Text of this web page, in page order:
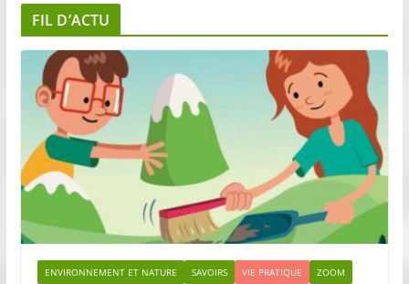
FIL D’ACTU
ENVIRONNEMENT ET NATURE SAVOIRS VIE PRATIQUE ZOOM